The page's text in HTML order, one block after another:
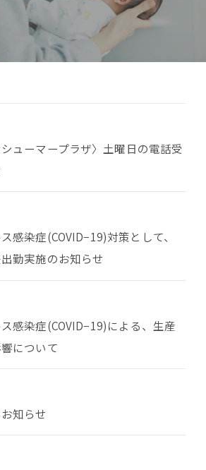
ューマープラザ〉土曜日の電話受
感染症(COVID−19)対策として、
勤実施のお知らせ
感染症(COVID−19)による、生産
について
知らせ